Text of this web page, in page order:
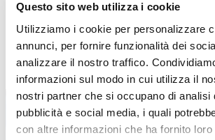
Questo sito web utilizza i cookie
Utilizziamo i cookie per personalizzare
annunci, per fornire funzionalità dei
analizzare il nostro traffico.
informazioni sul modo in cui utilizza il
nostri partner che si occupano di analisi
pubblicità e social media, i quali
con altre informazioni che ha fornito loro
Addetti
FORMAZIONE LAVORATORI